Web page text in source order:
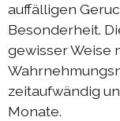
Austausch
Austausch
auffälligen
Besonderheit.
gewisser Weise
zeitaufwändig
Monate.